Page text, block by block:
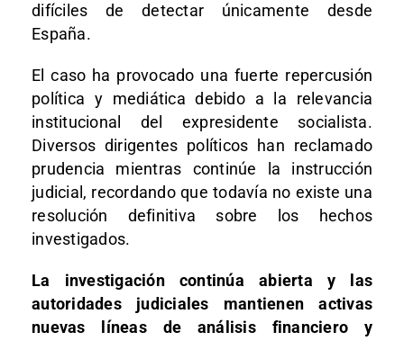
difíciles de detectar únicamente desde
España.
El caso ha provocado una fuerte repercusión
política y mediática debido a la relevancia
institucional del expresidente socialista.
Diversos dirigentes políticos han reclamado
prudencia mientras continúe la instrucción
judicial, recordando que todavía no existe una
resolución definitiva sobre los hechos
investigados.
La investigación continúa abierta y las
autoridades judiciales mantienen activas
nuevas líneas de análisis financiero y